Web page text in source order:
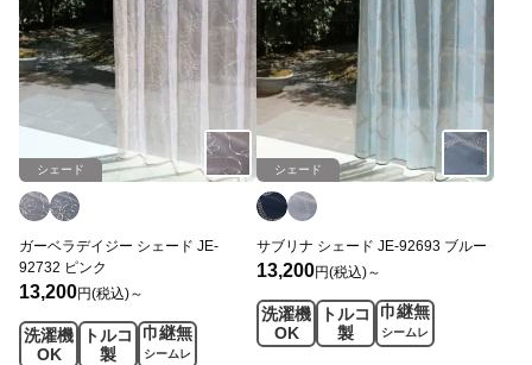
シェード
ガーベラデイジー シェード JE-
92732 ピンク
13,200円(税込)～
洗濯機
OK
トルコ
製
巾継無
シームレ
シェード
サブリナ シェード JE-92693 ブルー
13,200円(税込)～
洗濯機
OK
トルコ
製
巾継無
シームレ
ス